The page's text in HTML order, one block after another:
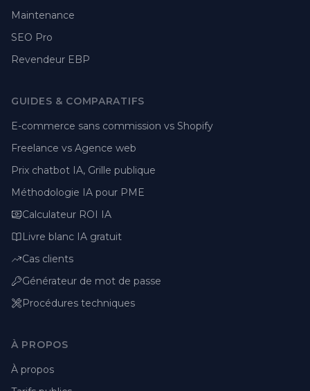
Maintenance
SEO Pro
Revendeur EBP
GUIDES & COMPARATIFS
E-commerce sans commission vs Shopify
Freelance vs Agence web
Prix chatbot IA, Grille publique
Méthodologie IA pour PME
Calculateur ROI IA
Livre blanc IA gratuit
Cas clients
Générateur de mot de passe
Procédures techniques
À PROPOS
À propos